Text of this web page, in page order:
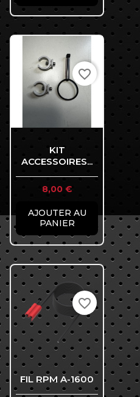
KIT
ACCESSOIRES...
Prix
8,00 €
AJOUTER AU
PANIER
favorite_border
FIL RPM A-1600
favorite_border